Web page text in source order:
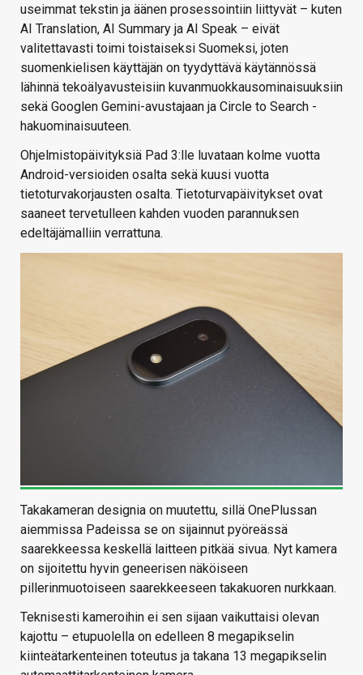
useimmat tekstin ja äänen prosessointiin liittyvät – kuten
AI Translation, AI Summary ja AI Speak – eivät
valitettavasti toimi toistaiseksi Suomeksi, joten
suomenkielisen käyttäjän on tyydyttävä käytännössä
lähinnä tekoälyavusteisiin kuvanmuokkausominaisuuksiin
sekä Googlen Gemini-avustajaan ja Circle to Search -
hakuominaisuuteen.
Ohjelmistopäivityksiä Pad 3:lle luvataan kolme vuotta
Android-versioiden osalta sekä kuusi vuotta
tietoturvakorjausten osalta. Tietoturvapäivitykset ovat
saaneet tervetulleen kahden vuoden parannuksen
edeltäjämalliin verrattuna.
Takakameran designia on muutettu, sillä OnePlussan
aiemmissa Padeissa se on sijainnut pyöreässä
saarekkeessa keskellä laitteen pitkää sivua. Nyt kamera
on sijoitettu hyvin geneerisen näköiseen
pillerinmuotoiseen saarekkeeseen takakuoren nurkkaan.
Teknisesti kameroihin ei sen sijaan vaikuttaisi olevan
kajottu – etupuolella on edelleen 8 megapikselin
kiinteätarkenteinen toteutus ja takana 13 megapikselin